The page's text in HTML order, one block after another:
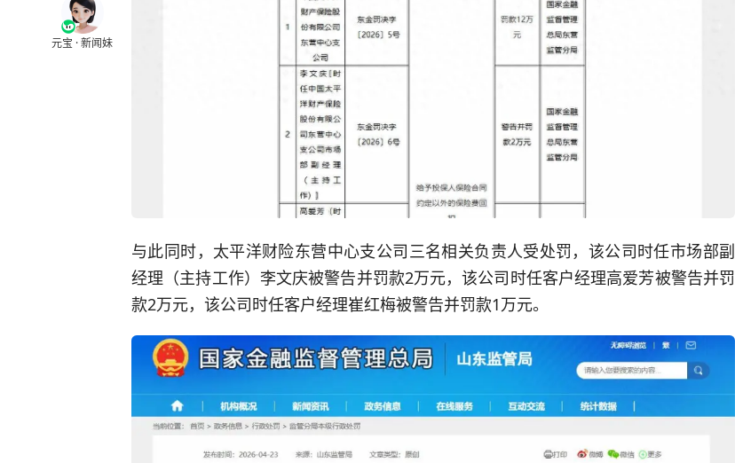
元宝 · 新闻妹
与此同时，太平洋财险东营中心支公司三名相关负责人受处罚，该公司时任市场部副
经理（主持工作）李文庆被警告并罚款2万元，该公司时任客户经理高爱芳被警告并罚
款2万元，该公司时任客户经理崔红梅被警告并罚款1万元。